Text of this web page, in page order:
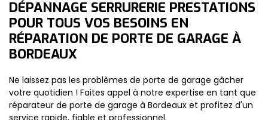
DÉPANNAGE SERRURERIE PRESTATIONS
POUR TOUS VOS BESOINS EN
RÉPARATION DE PORTE DE GARAGE À
BORDEAUX
Ne laissez pas les problèmes de porte de garage gâcher
votre quotidien ! Faites appel à notre expertise en tant que
réparateur de porte de garage à Bordeaux et profitez d'un
service rapide, fiable et professionnel.